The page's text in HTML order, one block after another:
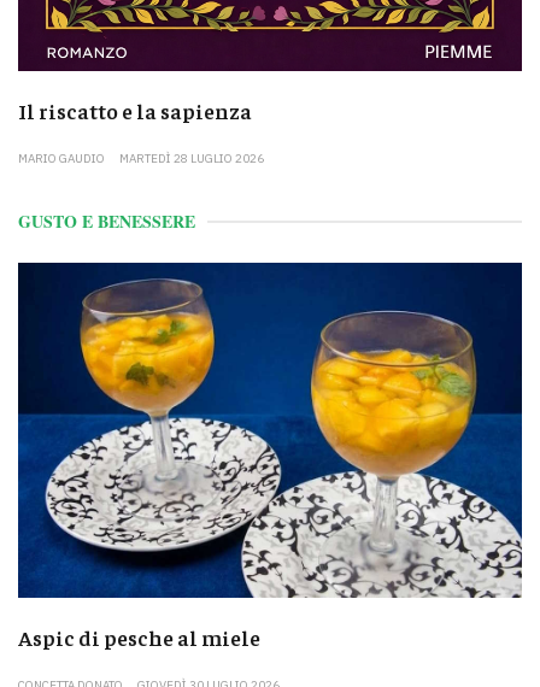
Il riscatto e la sapienza
MARIO GAUDIO MARTEDÌ 28 LUGLIO 2026
GUSTO E BENESSERE
Aspic di pesche al miele